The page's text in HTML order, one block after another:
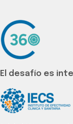
El desafío es